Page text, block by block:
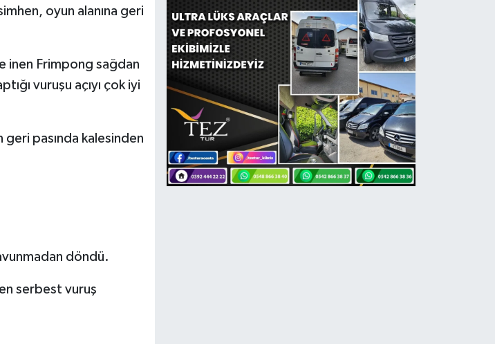
oyun alanına geri
inen Frimpong sağdan
vuruşu açıyı çok iyi
geri pasında kalesinden
döndü.
serbest vuruş